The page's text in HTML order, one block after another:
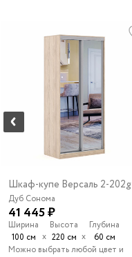
Шкаф-купе Версаль 2-202g
Дуб Сонома
41 445 ₽
Ширина
100 см х
Высота
220 см х
Глубина
60 см
Можно выбрать любой цвет и